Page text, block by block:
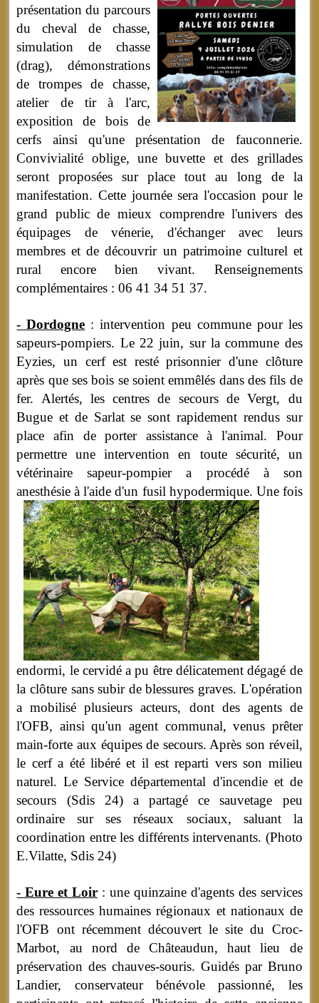
présentation du parcours
du cheval de chasse,
simulation de chasse
(drag), démonstrations
de trompes de chasse,
atelier de tir à l'arc,
exposition de bois de
cerfs ainsi qu'une présentation de fauconnerie.
Convivialité oblige, une buvette et des grillades
seront proposées sur place tout au long de la
manifestation. Cette journée sera l'occasion pour le
grand public de mieux comprendre l'univers des
équipages de vénerie, d'échanger avec leurs
membres et de découvrir un patrimoine culturel et
rural encore bien vivant. Renseignements
complémentaires : 06 41 34 51 37.
- Dordogne : intervention peu commune pour les
sapeurs-pompiers. Le 22 juin, sur la commune des
Eyzies, un cerf est resté prisonnier d'une clôture
après que ses bois se soient emmêlés dans des fils de
fer. Alertés, les centres de secours de Vergt, du
Bugue et de Sarlat se sont rapidement rendus sur
place afin de porter assistance à l'animal. Pour
permettre une intervention en toute sécurité, un
vétérinaire sapeur-pompier a procédé à son
anesthésie à l'aide d'un fusil hypodermique. Une fois
endormi, le cervidé a pu être délicatement dégagé de
la clôture sans subir de blessures graves. L'opération
a mobilisé plusieurs acteurs, dont des agents de
l'OFB, ainsi qu'un agent communal, venus prêter
main-forte aux équipes de secours. Après son réveil,
le cerf a été libéré et il est reparti vers son milieu
naturel. Le Service départemental d'incendie et de
secours (Sdis 24) a partagé ce sauvetage peu
ordinaire sur ses réseaux sociaux, saluant la
coordination entre les différents intervenants. (Photo
E.Vilatte, Sdis 24)
- Eure et Loir : une quinzaine d'agents des services
des ressources humaines régionaux et nationaux de
l'OFB ont récemment découvert le site du Croc-
Marbot, au nord de Châteaudun, haut lieu de
préservation des chauves-souris. Guidés par Bruno
Landier, conservateur bénévole passionné, les